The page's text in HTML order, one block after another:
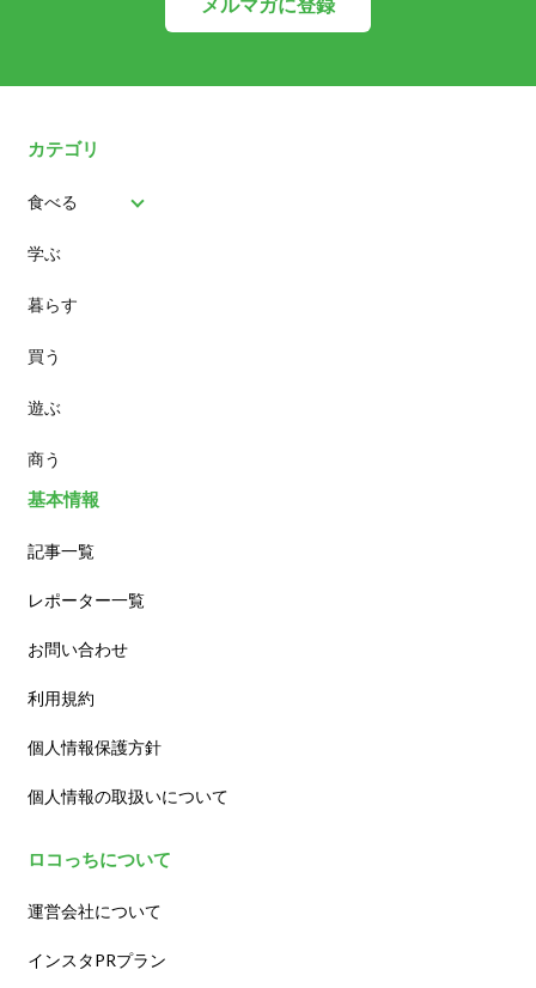
カテゴリ
食べる
パン
スイーツ
ランチ
カフェ
学ぶ
暮らす
買う
遊ぶ
商う
基本情報
記事一覧
レポーター一覧
お問い合わせ
利用規約
個人情報保護方針
個人情報の取扱いについて
ロコっちについて
運営会社について
インスタPRプラン